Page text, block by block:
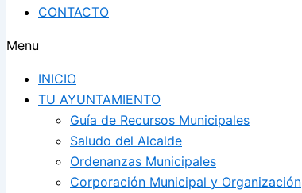
CONTACTO
Menu
INICIO
TU AYUNTAMIENTO
Guía de Recursos Municipales
Saludo del Alcalde
Ordenanzas Municipales
Corporación Municipal y Organización